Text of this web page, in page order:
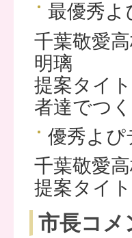
最優秀よ
千葉敬愛
明璃
提案タイ
者達でつ
優秀よぴ
千葉敬愛
提案タイ
市長コメ